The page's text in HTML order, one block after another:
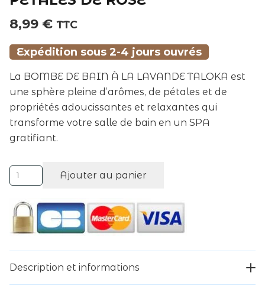
8,99 € TTC
Expédition sous 2-4 jours ouvrés
La BOMBE DE BAIN À LA LAVANDE TALOKA est
une sphère pleine d’arômes, de pétales et de
propriétés adoucissantes et relaxantes qui
transforme votre salle de bain en un SPA
gratifiant.
quantité
de
TALOKA
BOMBE
DE
BAIN
Ajouter au panier
Alternative:
Description et informations